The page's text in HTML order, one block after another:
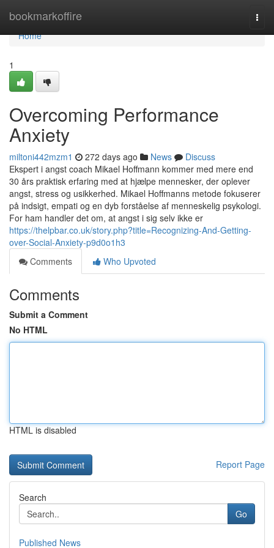
bookmarkoffire
Home
Home
1
Overcoming Performance
Anxiety
miltoni442mzm1 272 days ago News
Discuss
Ekspert i angst coach Mikael Hoffmann kommer med mere end
30 års praktisk erfaring med at hjælpe mennesker, der oplever
angst, stress og usikkerhed. Mikael Hoffmanns metode fokuserer
på indsigt, empati og en dyb forståelse af menneskelig psykologi.
For ham handler det om, at angst i sig selv ikke er
https://thelpbar.co.uk/story.php?title=Recognizing-And-Getting-
over-Social-Anxiety-p9d0o1h3
Comments
Who Upvoted
Comments
Submit a Comment
No HTML
HTML is disabled
Report Page
Search
Go
Published News